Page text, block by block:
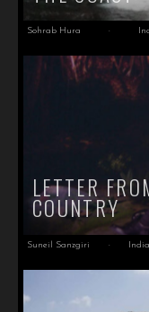
Sohrab Hura ·
LETTER
COUNTRY
Suneil Sanzgiri ·